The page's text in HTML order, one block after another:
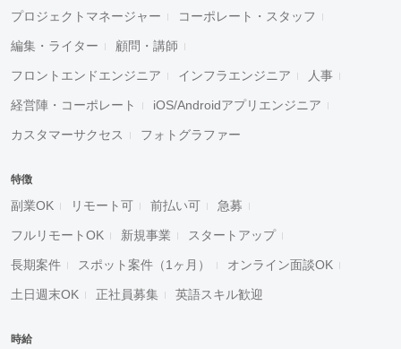
プロジェクトマネージャー コーポレート・スタッフ
編集・ライター 顧問・講師
フロントエンドエンジニア インフラエンジニア 人事
経営陣・コーポレート iOS/Androidアプリエンジニア
カスタマーサクセス フォトグラファー
特徴
副業OK リモート可 前払い可 急募
フルリモートOK 新規事業 スタートアップ
長期案件 スポット案件（1ヶ月） オンライン面談OK
土日週末OK 正社員募集 英語スキル歓迎
時給